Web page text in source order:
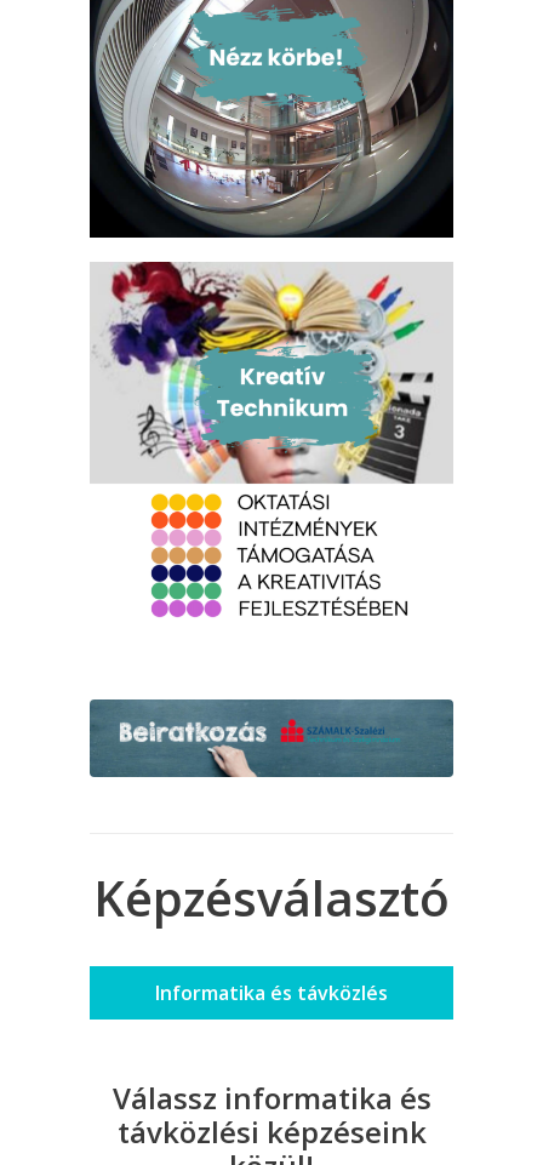
Képzésválasztó
Informatika és távközlés
Válassz informatika és
távközlési képzéseink